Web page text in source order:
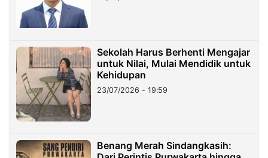
Sekolah Harus Berhenti Mengajar
untuk Nilai, Mulai Mendidik untuk
Kehidupan
23/07/2026 - 19:59
Benang Merah Sindangkasih: